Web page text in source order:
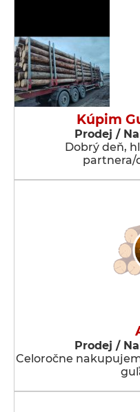
Kúpim
Prodej /
Dobrý deň,
partnera/
Prodej /
Celoročne